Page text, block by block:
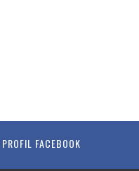
FACEBOOK